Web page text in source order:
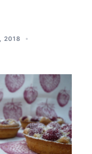
2018